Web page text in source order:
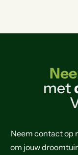
met
Neem contact op
om jouw